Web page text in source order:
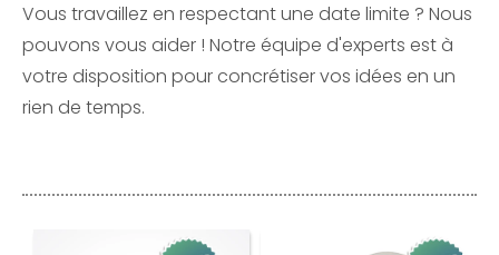
Vous travaillez en respectant une date limite ? Nous
pouvons vous aider ! Notre équipe d'experts est à
votre disposition pour concrétiser vos idées en un
rien de temps.